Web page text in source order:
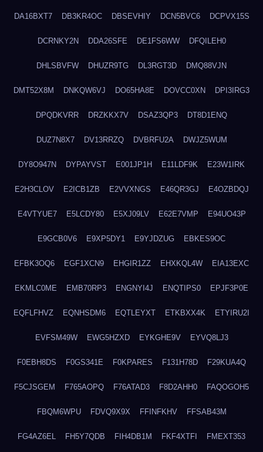
DA16BXT7 DB3KR4OC DBSEVHIY DCN5BVC6 DCPVX15S
DCRNKY2N DDA26SFE DE1FS6WW DFQILEH0
DHLSBVFW DHUZR9TG DL3RGT3D DMQ88VJN
DMT52X8M DNKQW6VJ DO65HA8E DOVCC0XN DPI3IRG3
DPQDKVRR DRZKKX7V DSAZ3QP3 DT8D1ENQ
DUZ7N8X7 DV13RRZQ DVBRFU2A DWJZ5WUM
DY8O947N DYPAYVST E001JP1H E11LDF9K E23W1IRK
E2H3CLOV E2ICB1ZB E2VVXNGS E46QR3GJ E4OZBDQJ
E4VTYUE7 E5LCDY80 E5XJ09LV E62E7VMP E94UO43P
E9GCB0V6 E9XP5DY1 E9YJDZUG EBKES9OC
EFBK3OQ6 EGF1XCN9 EHGIR1ZZ EHXKQL4W EIA13EXC
EKMLC0ME EMB70RP3 ENGNYI4J ENQTIPS0 EPJF3P0E
EQFLFHVZ EQNHSDM6 EQTLEYXT ETKBXX4K ETYIRU2I
EVFSM49W EWG5HZXD EYKGHE9V EYVQ8LJ3
F0EBH8DS F0GS341E F0KPARES F131H78D F29KUA4Q
F5CJSGEM F765AOPQ F76ATAD3 F8D2AHH0 FAQOGOH5
FBQM6WPU FDVQ9X9X FFINFKHV FFSAB43M
FG4AZ6EL FH5Y7QDB FIH4DB1M FKF4XTFI FMEXT353